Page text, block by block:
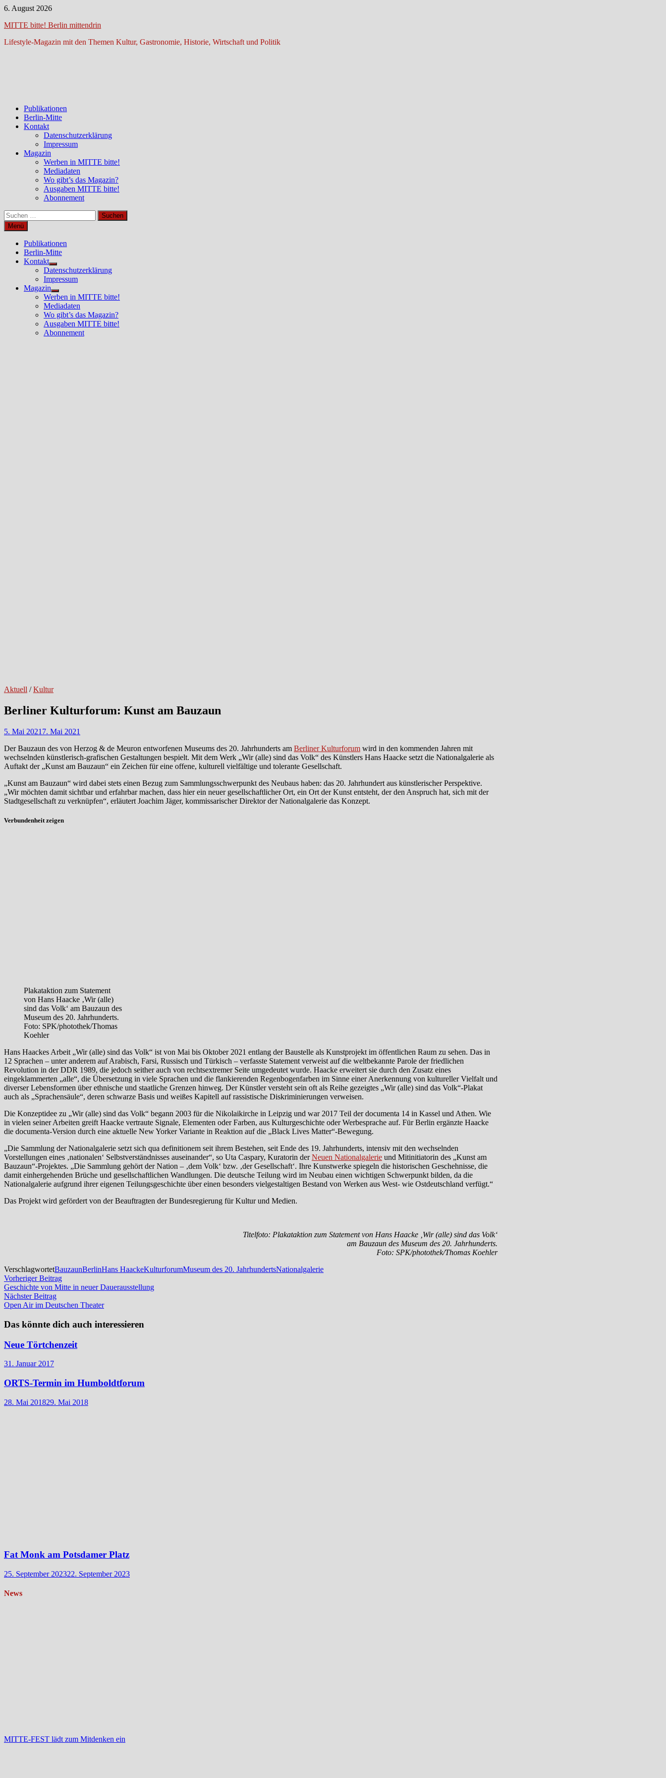
Zum
springen
6. August 2026
MITTE bitte! Berlin mittendrin
Lifestyle-Magazin mit den Themen Kultur, Gastronomie, Historie, Wirtschaft und Politik
Publikationen
Berlin-Mitte
Kontakt
Datenschutzerklärung
Impressum
Magazin
Werben in MITTE bitte!
Mediadaten
Wo gibt’s das Magazin?
Ausgaben MITTE bitte!
Abonnement
Suchen
nach:
Menü
Publikationen
Berlin-Mitte
Kontakt
Untermenü
anzeigen
Datenschutzerklärung
Impressum
Magazin
Untermenü
anzeigen
Werben in MITTE bitte!
Mediadaten
Wo gibt’s das Magazin?
Ausgaben MITTE bitte!
Abonnement
Aktuell /Kultur
Berliner Kulturforum: Kunst am Bauzaun
5. Mai 2021 7. Mai 2021
Der Bauzaun des von Herzog & de Meuron entworfenen Museums des 20. Jahrhunderts am Berliner Kulturforum wird in den kommenden Jahren mit
wechselnden künstlerisch-grafischen Gestaltungen bespielt. Mit dem Werk „Wir (alle) sind das Volk“ des Künstlers Hans Haacke setzt die Nationalgalerie als
Auftakt der „Kunst am Bauzaun“ ein Zeichen für eine offene, kulturell vielfältige und tolerante Gesellschaft.
„Kunst am Bauzaun“ wird dabei stets einen Bezug zum Sammlungsschwerpunkt des Neubaus haben: das 20. Jahrhundert aus künstlerischer Perspektive.
„Wir möchten damit sichtbar und erfahrbar machen, dass hier ein neuer gesellschaftlicher Ort, ein Ort der Kunst entsteht, der den Anspruch hat, sich mit der
Stadtgesellschaft zu verknüpfen“, erläutert Joachim Jäger, kommissarischer Direktor der Nationalgalerie das Konzept.
Verbundenheit zeigen
Plakataktion zum Statement
von Hans Haacke ‚Wir (alle)
sind das Volk‘ am Bauzaun des
Museum des 20. Jahrhunderts.
Foto: SPK/photothek/Thomas
Koehler
Hans Haackes Arbeit „Wir (alle) sind das Volk“ ist von Mai bis Oktober 2021 entlang der Baustelle als Kunstprojekt im öffentlichen Raum zu sehen. Das in
12 Sprachen – unter anderem auf Arabisch, Farsi, Russisch und Türkisch – verfasste Statement verweist auf die weltbekannte Parole der friedlichen
Revolution in der DDR 1989, die jedoch seither auch von rechtsextremer Seite umgedeutet wurde. Haacke erweitert sie durch den Zusatz eines
eingeklammerten „alle“, die Übersetzung in viele Sprachen und die flankierenden Regenbogenfarben im Sinne einer Anerkennung von kultureller Vielfalt und
diverser Lebensformen über ethnische und staatliche Grenzen hinweg. Der Künstler versteht sein oft als Reihe gezeigtes „Wir (alle) sind das Volk“-Plakat
auch als „Sprachensäule“, deren schwarze Basis und weißes Kapitell auf rassistische Diskriminierungen verweisen.
Die Konzeptidee zu „Wir (alle) sind das Volk“ begann 2003 für die Nikolaikirche in Leipzig und war 2017 Teil der documenta 14 in Kassel und Athen. Wie
in vielen seiner Arbeiten greift Haacke vertraute Signale, Elementen oder Farben, aus Kulturgeschichte oder Werbesprache auf. Für Berlin ergänzte Haacke
die documenta-Version durch eine aktuelle New Yorker Variante in Reaktion auf die „Black Lives Matter“-Bewegung.
„Die Sammlung der Nationalgalerie setzt sich qua definitionem seit ihrem Bestehen, seit Ende des 19. Jahrhunderts, intensiv mit den wechselnden
Vorstellungen eines ‚nationalen‘ Selbstverständnisses auseinander“, so Uta Caspary, Kuratorin derNeuen Nationalgalerie und Mitinitiatorin des „Kunst am
Bauzaun“-Projektes. „Die Sammlung gehört der Nation – ‚dem Volk‘ bzw. ‚der Gesellschaft‘. Ihre Kunstwerke spiegeln die historischen Geschehnisse, die
damit einhergehenden Brüche und gesellschaftlichen Wandlungen. Die deutsche Teilung wird im Neubau einen wichtigen Schwerpunkt bilden, da die
Nationalgalerie aufgrund ihrer eigenen Teilungsgeschichte über einen besonders vielgestaltigen Bestand von Werken aus West- wie Ostdeutschland verfügt.“
Das Projekt wird gefördert von der Beauftragten der Bundesregierung für Kultur und Medien.
Titelfoto: Plakataktion zum Statement von Hans Haacke ‚Wir (alle) sind das Volk‘
am Bauzaun des Museum des 20. Jahrhunderts.
Foto: SPK/photothek/Thomas Koehler
VerschlagwortetBauzaunBerlinHans HaackeKulturforumMuseum des 20. JahrhundertsNationalgalerie
Beitragsnavigation
Vorheriger BeitragVorheriger
Beitrag:
Geschichte von Mitte in neuer Dauerausstellung
Nächster BeitragNächster
Beitrag:
Open Air im Deutschen Theater
Das könnte dich auch interessieren
Neue Törtchenzeit
31. Januar 2017
ORTS-Termin im Humboldtforum
28. Mai 201829. Mai 2018
Fat Monk am Potsdamer Platz
25. September 202322. September 2023
News
MITTE-FEST lädt zum Mitdenken ein